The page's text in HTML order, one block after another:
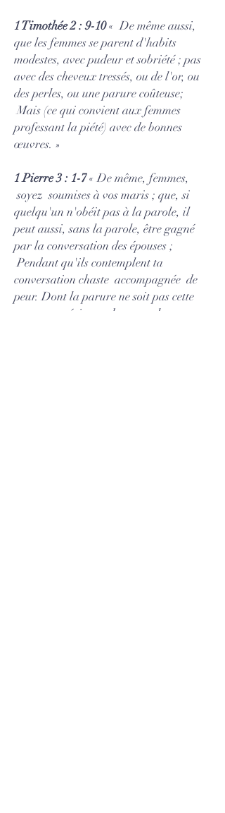
1 Timothée 2 : 9-10« De même aussi,
que les femmes se parent d'habits
modestes, avec pudeur et sobriété ; pas
avec des cheveux tressés, ou de l'or, ou
des perles, ou une parure coûteuse;
Mais (ce qui convient aux femmes
professant la piété) avec de bonnes
œuvres. »
1 Pierre 3 : 1-7« De même, femmes,
soyez soumises à vos maris ; que, si
quelqu'un n'obéit pas à la parole, il
peut aussi, sans la parole, être gagné
par la conversation des épouses ;
Pendant qu'ils contemplent ta
conversation chaste accompagnée de
peur. Dont la parure ne soit pas cette
parure extérieure de tresser les